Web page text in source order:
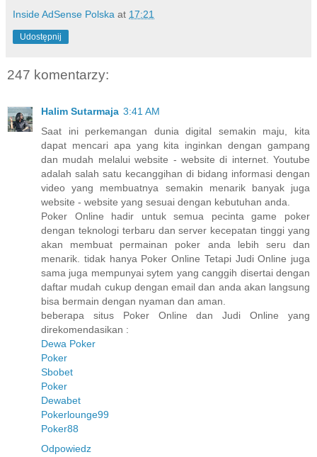
Inside AdSense Polska at 17:21
Udostępnij
247 komentarzy:
Halim Sutarmaja 3:41 AM
Saat ini perkemangan dunia digital semakin maju, kita
dapat mencari apa yang kita inginkan dengan gampang
dan mudah melalui website - website di internet. Youtube
adalah salah satu kecanggihan di bidang informasi dengan
video yang membuatnya semakin menarik banyak juga
website - website yang sesuai dengan kebutuhan anda.
Poker Online hadir untuk semua pecinta game poker
dengan teknologi terbaru dan server kecepatan tinggi yang
akan membuat permainan poker anda lebih seru dan
menarik. tidak hanya Poker Online Tetapi Judi Online juga
sama juga mempunyai sytem yang canggih disertai dengan
daftar mudah cukup dengan email dan anda akan langsung
bisa bermain dengan nyaman dan aman.
beberapa situs Poker Online dan Judi Online yang
direkomendasikan :
Dewa Poker
Poker
Sbobet
Poker
Dewabet
Pokerlounge99
Poker88
Odpowiedz